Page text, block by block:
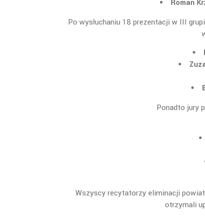
Roman
Po wysłuchaniu 18 prezentacji w III
Ponadto jury
Wszyscy recytatorzy eliminacji
otrzymali